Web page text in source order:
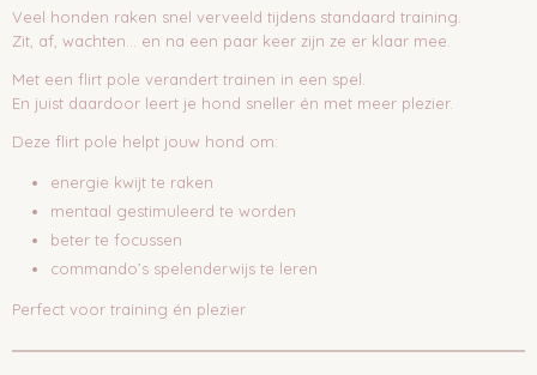
Veel honden raken snel verveeld tijdens standaard training.
Zit, af, wachten… en na een paar keer zijn ze er klaar mee.
Met een flirt pole verandert trainen in een spel.
En juist daardoor leert je hond sneller én met meer plezier.
Deze flirt pole helpt jouw hond om:
energie kwijt te raken
mentaal gestimuleerd te worden
beter te focussen
commando’s spelenderwijs te leren
Perfect voor training én plezier